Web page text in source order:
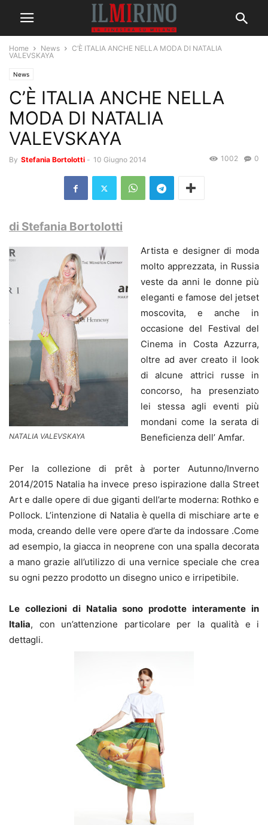
Home News
C’È ITALIA ANCHE NELLA MODA DI NATALIA
VALEVSKAYA
News
C’È ITALIA ANCHE NELLA
MODA DI NATALIA
VALEVSKAYA
By Stefania Bortolotti - 10 Giugno 2014 0
1002
di Stefania Bortolotti
NATALIA VALEVSKAYA
Artista e designer di moda
molto apprezzata, in Russia
veste da anni le donne più
eleganti e famose del jetset
moscovita, e anche in
occasione del Festival del
Cinema in Costa Azzurra,
oltre ad aver creato il look
di alcune attrici russe in
concorso, ha presenziato
lei stessa agli eventi più
mondani come la serata di
Beneficienza dell’ Amfar.
Per la collezione di prȇt à porter Autunno/Inverno
2014/2015 Natalia ha invece preso ispirazione dalla Street
Art e dalle opere di due giganti dell’arte moderna: Rothko e
Pollock. L’intenzione di Natalia è quella di mischiare arte e
moda, creando delle vere opere d’arte da indossare .Come
ad esempio, la giacca in neoprene con una spalla decorata
a mano grazie all’utilizzo di una vernice speciale che crea
su ogni pezzo prodotto un disegno unico e irripetibile.
Le collezioni di Natalia sono prodotte interamente in
Italia, con un’attenzione particolare per la qualità e i
dettagli.